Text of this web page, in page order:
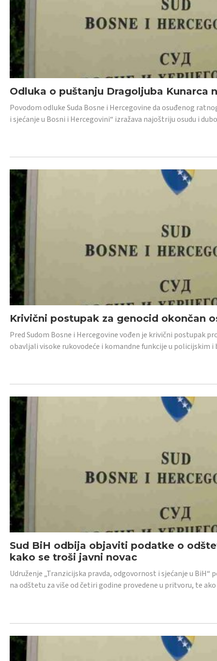
Odluka o puštanju Dragoljuba Kunarca
Povodom odluke Suda Bosne i Hercegovine da osuđenog
i sjećanje u Bosni i Hercegovini“ izražava najoštriju osudu i
Krivični postupak za genocid okončan
Pred Sudom Bosne i Hercegovine vođen je krivični postupak
obavljali visoke rukovodeće i komandne funkcije u policijskim
Sud BiH odbija objaviti podatke o
kako se troši javni novac
Udruženje „Tranzicijska pravda, odgovornost i sjećanje u
na odštetu za više od četiri godine provedene u pritvoru, te